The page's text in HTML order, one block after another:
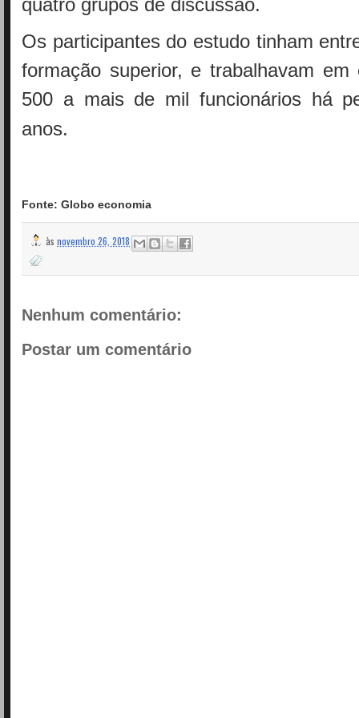
Os participantes do estudo tinham
formação superior, e trabalhavam em
500 a mais de mil funcionários há
anos.
Fonte: Globo economia
às novembro 26, 2018
Nenhum comentário:
Postar um comentário